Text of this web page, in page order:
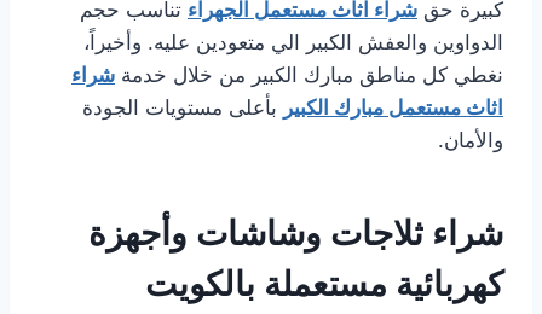
كبيرة حق شراء اثاث مستعمل الجهراء تناسب حجم
الدواوين والعفش الكبير الي متعودين عليه. وأخيراً،
نغطي كل مناطق مبارك الكبير من خلال خدمة شراء
اثاث مستعمل مبارك الكبير بأعلى مستويات الجودة
والأمان.
شراء ثلاجات وشاشات وأجهزة
كهربائية مستعملة بالكويت